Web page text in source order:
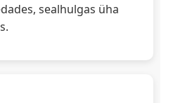
sealhulgas üha